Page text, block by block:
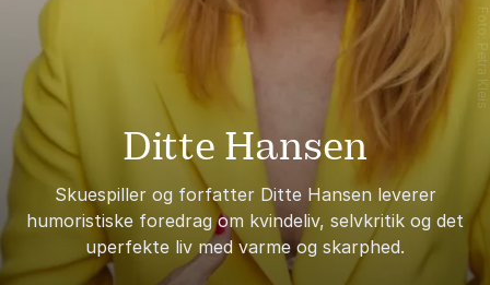
Ditte Hansen
Skuespiller og forfatter Ditte Hansen leverer
humoristiske foredrag om kvindeliv, selvkritik og det
uperfekte liv med varme og skarphed.
Foto: Petra Kleis